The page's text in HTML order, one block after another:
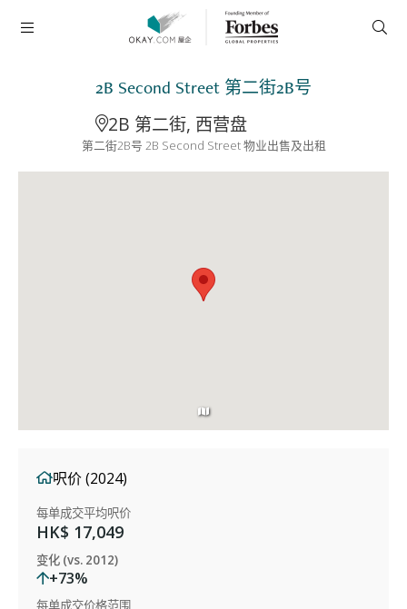
2B Second Street 第二街2B号
2B 第二街, 西营盘
第二街2B号 2B Second Street 物业出售及出租
呎价 (2024)
每单成交平均呎价
HK$ 17,049
变化 (vs. 2012)
+73%
每单成交价格范围